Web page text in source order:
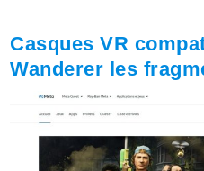
Casques VR
Wanderer les